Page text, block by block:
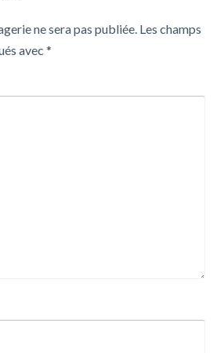
ne sera pas publiée. Les champs
avec *